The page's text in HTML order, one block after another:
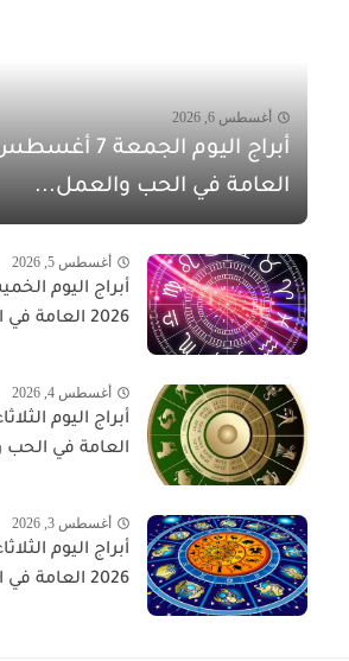
أغسطس 6, 2026
العامة في الحب والعمل...
أغسطس 5, 2026
2026 العامة في الحب والعمل...
أغسطس 4, 2026
العامة في
أغسطس 3, 2026
2026 العامة في الحب والعمل...